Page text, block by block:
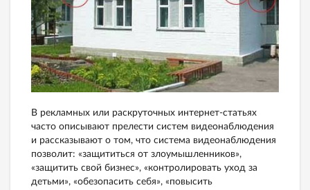
В рекламных или раскруточных интернет-статьях
часто описывают прелести систем видеонаблюдения
и рассказывают о том, что система видеонаблюдения
позволит: «защититься от злоумышленников»,
«защитить свой бизнес», «контролировать уход за
детьми», «обезопасить себя», «повысить